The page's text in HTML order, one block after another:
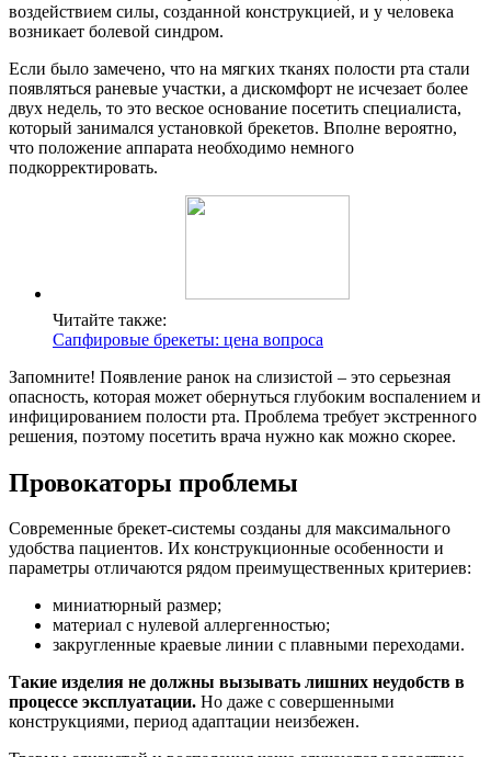
воздействием силы, созданной конструкцией, и у человека
возникает болевой синдром.
Если было замечено, что на мягких тканях полости рта стали
появляться раневые участки, а дискомфорт не исчезает более
двух недель, то это веское основание посетить специалиста,
который занимался установкой брекетов. Вполне вероятно,
что положение аппарата необходимо немного
подкорректировать.
Читайте также:
Сапфировые брекеты: цена вопроса
Запомните! Появление ранок на слизистой – это серьезная
опасность, которая может обернуться глубоким воспалением и
инфицированием полости рта. Проблема требует экстренного
решения, поэтому посетить врача нужно как можно скорее.
Провокаторы проблемы
Современные брекет-системы созданы для максимального
удобства пациентов. Их конструкционные особенности и
параметры отличаются рядом преимущественных критериев:
миниатюрный размер;
материал с нулевой аллергенностью;
закругленные краевые линии с плавными переходами.
Такие изделия не должны вызывать лишних неудобств в
процессе эксплуатации. Но даже с совершенными
конструкциями, период адаптации неизбежен.